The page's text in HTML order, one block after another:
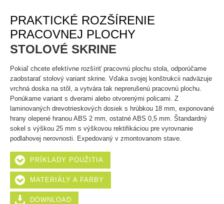
PRAKTICKÉ ROZŠÍRENIE
PRACOVNEJ PLOCHY
STOLOVÉ SKRINE
Pokiaľ chcete efektívne rozšíriť pracovnú plochu stola, odporúčame
zaobstarať stolový variant skrine. Vďaka svojej konštrukcii nadväzuje
vrchná doska na stôl, a vytvára tak neprerušenú pracovnú plochu.
Ponúkame variant s dverami alebo otvorenými policami. Z
laminovaných drevotrieskových dosiek s hrúbkou 18 mm, exponované
hrany olepené hranou ABS 2 mm, ostatné ABS 0,5 mm. Štandardný
sokel s výškou 25 mm s výškovou rektifikáciou pre vyrovnanie
podlahovej nerovnosti. Expedovaný v zmontovanom stave.
PRÍKLADY POUŽITIA
MATERIÁLY A FARBY
DOWNLOAD